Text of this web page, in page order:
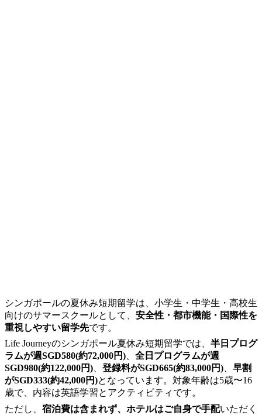
シンガポールの夏休み短期留学は、小学生・中学生・高校生
向けのサマースクールとして、 安全性・都市機能・国際性を
重視しやすい留学先です。
Life Journeyのシンガポール夏休み短期留学では、 半日プログ
ラムが週SGD580(約72,000円)
全日プログラムが週
SGD980(約122,000円)
登録料がSGD665(約83,000円)
早割
がSGD333(約42,000円)となっています。対象年齢は5歳〜16
歳で、内容は英語学習とアクティビティです。
ただし、 宿泊費は含まれず、ホテルはご自身で手配いただく